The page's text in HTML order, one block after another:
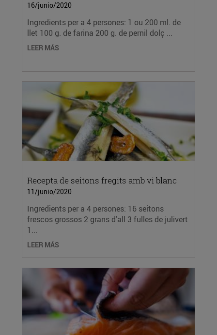
16/junio/2020
Ingredients per a 4 persones: 1 ou 200 ml. de
llet 100 g. de farina 200 g. de pernil dolç ...
LEER MÁS
Recepta de seitons fregits amb vi blanc
11/junio/2020
Ingredients per a 4 persones: 16 seitons
frescos grossos 2 grans d’all 3 fulles de julivert
1...
LEER MÁS